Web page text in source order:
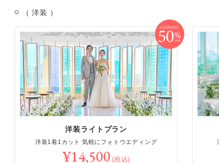
（ 洋装 ）
洋装ライトプラン
洋装1着1カット 気軽にフォトウエディング
¥14,500 (税込)